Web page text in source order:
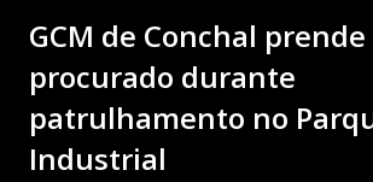
GCM de Conchal prende
procurado durante
patrulhamento no
Industrial